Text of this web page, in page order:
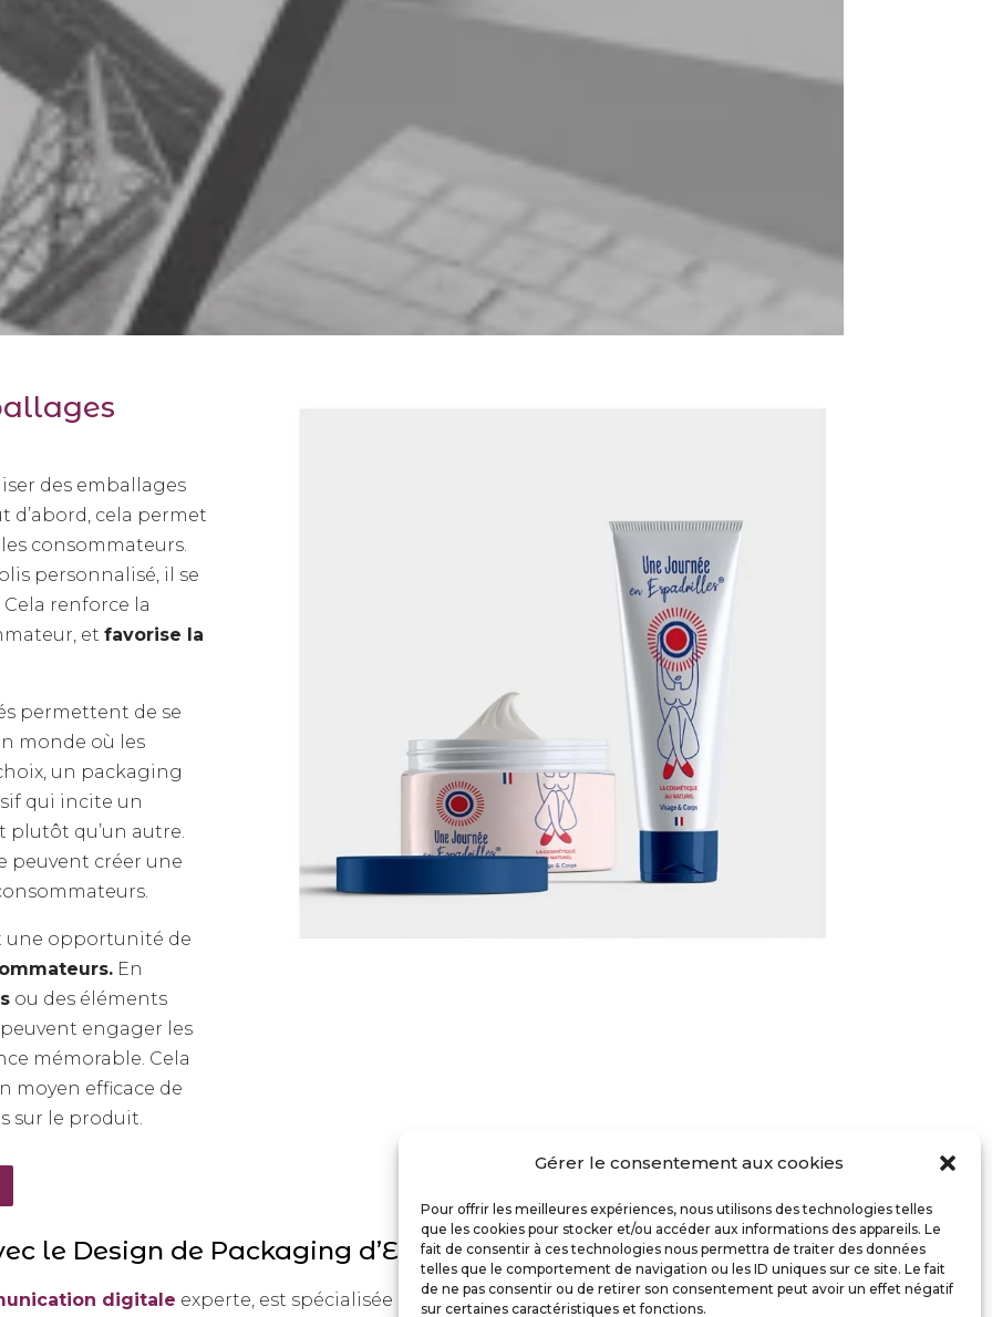
Gérer le consentement aux cookies
Pour offrir les meilleures expériences, nous utilisons des technologies telles
que les cookies pour stocker et/ou accéder aux informations des appareils. Le
fait de consentir à ces technologies nous permettra de traiter des données
telles que le comportement de navigation ou les ID uniques sur ce site. Le fait
de ne pas consentir ou de retirer son consentement peut avoir un effet négatif
sur certaines caractéristiques et fonctions.
des emballages
d’abord, cela permet
consommateurs.
personnalisé, il se
renforce la
etfavorise la
permettent de se
monde où les
un packaging
qui incite un
qu’un autre.
peuvent créer une
une opportunité de
En
ou des éléments
engager les
mémorable. Cela
moyen efficace de
sur le produit.
le Design de Packaging d’Efflorescence à La Réole
digitale experte, est spécialisée dans lacréation d’une identité visuelleforte et